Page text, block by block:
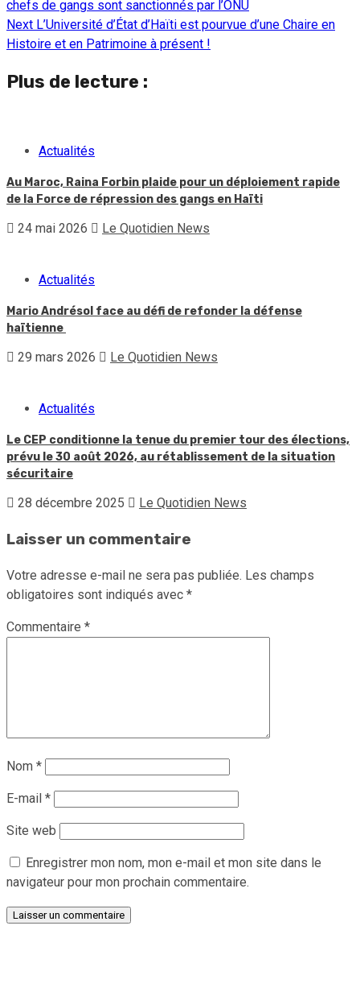
Reading
chefs de gangs sont sanctionnés par l’ONU
Next L’Université d’État d’Haïti est pourvue d’une Chaire en
Histoire et en Patrimoine à présent !
Plus de lecture :
Actualités
Au Maroc, Raina Forbin plaide pour un déploiement rapide
de la Force de répression des gangs en Haïti
24 mai 2026 Le Quotidien News
Actualités
Mario Andrésol face au défi de refonder la défense
haïtienne
29 mars 2026 Le Quotidien News
Actualités
Le CEP conditionne la tenue du premier tour des élections,
prévu le 30 août 2026, au rétablissement de la situation
sécuritaire
28 décembre 2025 Le Quotidien News
Laisser un commentaire
Votre adresse e-mail ne sera pas publiée. Les champs
obligatoires sont indiqués avec *
Commentaire *
Nom *
E-mail *
Site web
Enregistrer mon nom, mon e-mail et mon site dans le
navigateur pour mon prochain commentaire.